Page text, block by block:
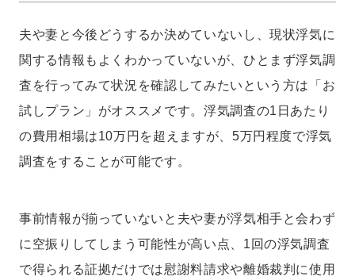
夫や妻と今後どうするか決めていないし、現状浮気に
関する情報もよくわかっていないが、ひとまず浮気調
査を行ってみて状況を確認してみたいという方は「お
試しプラン」がオススメです。浮気調査の1日あたり
の費用相場は10万円を超えますが、5万円程度で浮気
調査をすることが可能です。
事前情報が揃っていないと夫や妻が浮気相手と会わず
に空振りしてしまう可能性が高い点、1回の浮気調査
で得られる証拠だけでは慰謝料請求や離婚裁判に使用